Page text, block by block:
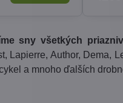
sny všetkých
Lapierre, Author, Dema,
a mnoho ďalších